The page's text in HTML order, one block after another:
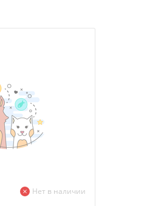
Нет в наличии